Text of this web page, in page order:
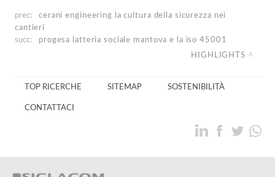
prec: cerani engineering la cultura della sicurezza nei
cantieri
succ:
progesa latteria sociale mantova e la iso 45001
HIGHLIGHTS
TOP RICERCHE SITEMAP SOSTENIBILITÀ
CONTATTACI